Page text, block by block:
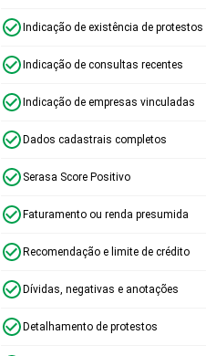
Indicação de existência de protestos
Indicação de consultas recentes
Indicação de empresas vinculadas
Dados cadastrais completos
Serasa Score Positivo
Faturamento ou renda presumida
Recomendação e limite de crédito
Dívidas, negativas e anotações
Detalhamento de protestos